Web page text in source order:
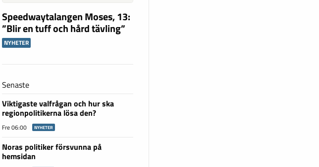
Speedwaytalangen Moses, 13:
”Blir en tuff och hård tävling”
NYHETER
Senaste
Viktigaste valfrågan och hur ska
regionpolitikerna lösa den?
Fre 06:00 NYHETER
Noras politiker försvunna på
hemsidan